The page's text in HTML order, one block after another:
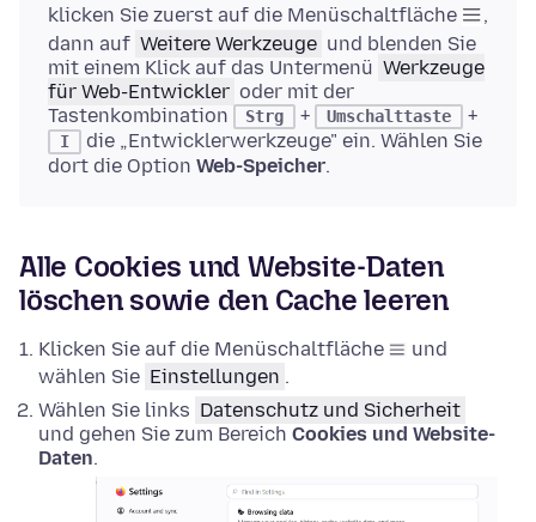
klicken Sie zuerst auf die Menüschaltfläche
,
dann auf Weitere Werkzeuge und blenden Sie
mit einem Klick auf das Untermenü Werkzeuge
für Web-Entwickler oder mit der
Tastenkombination
Strg + Umschalttaste +
I
die „Entwicklerwerkzeuge" ein. Wählen Sie
dort die Option Web-Speicher.
Alle Cookies und Website-Daten
löschen sowie den Cache leeren
Klicken Sie auf die Menüschaltfläche
und
wählen Sie Einstellungen .
Wählen Sie links Datenschutz und Sicherheit
und gehen Sie zum Bereich Cookies und Website-
Daten.